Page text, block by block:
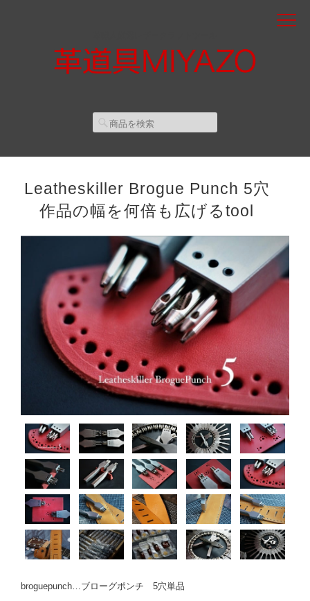
Leatheskiller Brogue Punch 5穴
作品の幅を何倍も広げるtool
broguepunch…ブローグポンチ 5穴単品